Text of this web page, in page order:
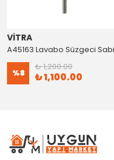
VİTRA
%8
₺ 1,200.00
₺ 1,100.00